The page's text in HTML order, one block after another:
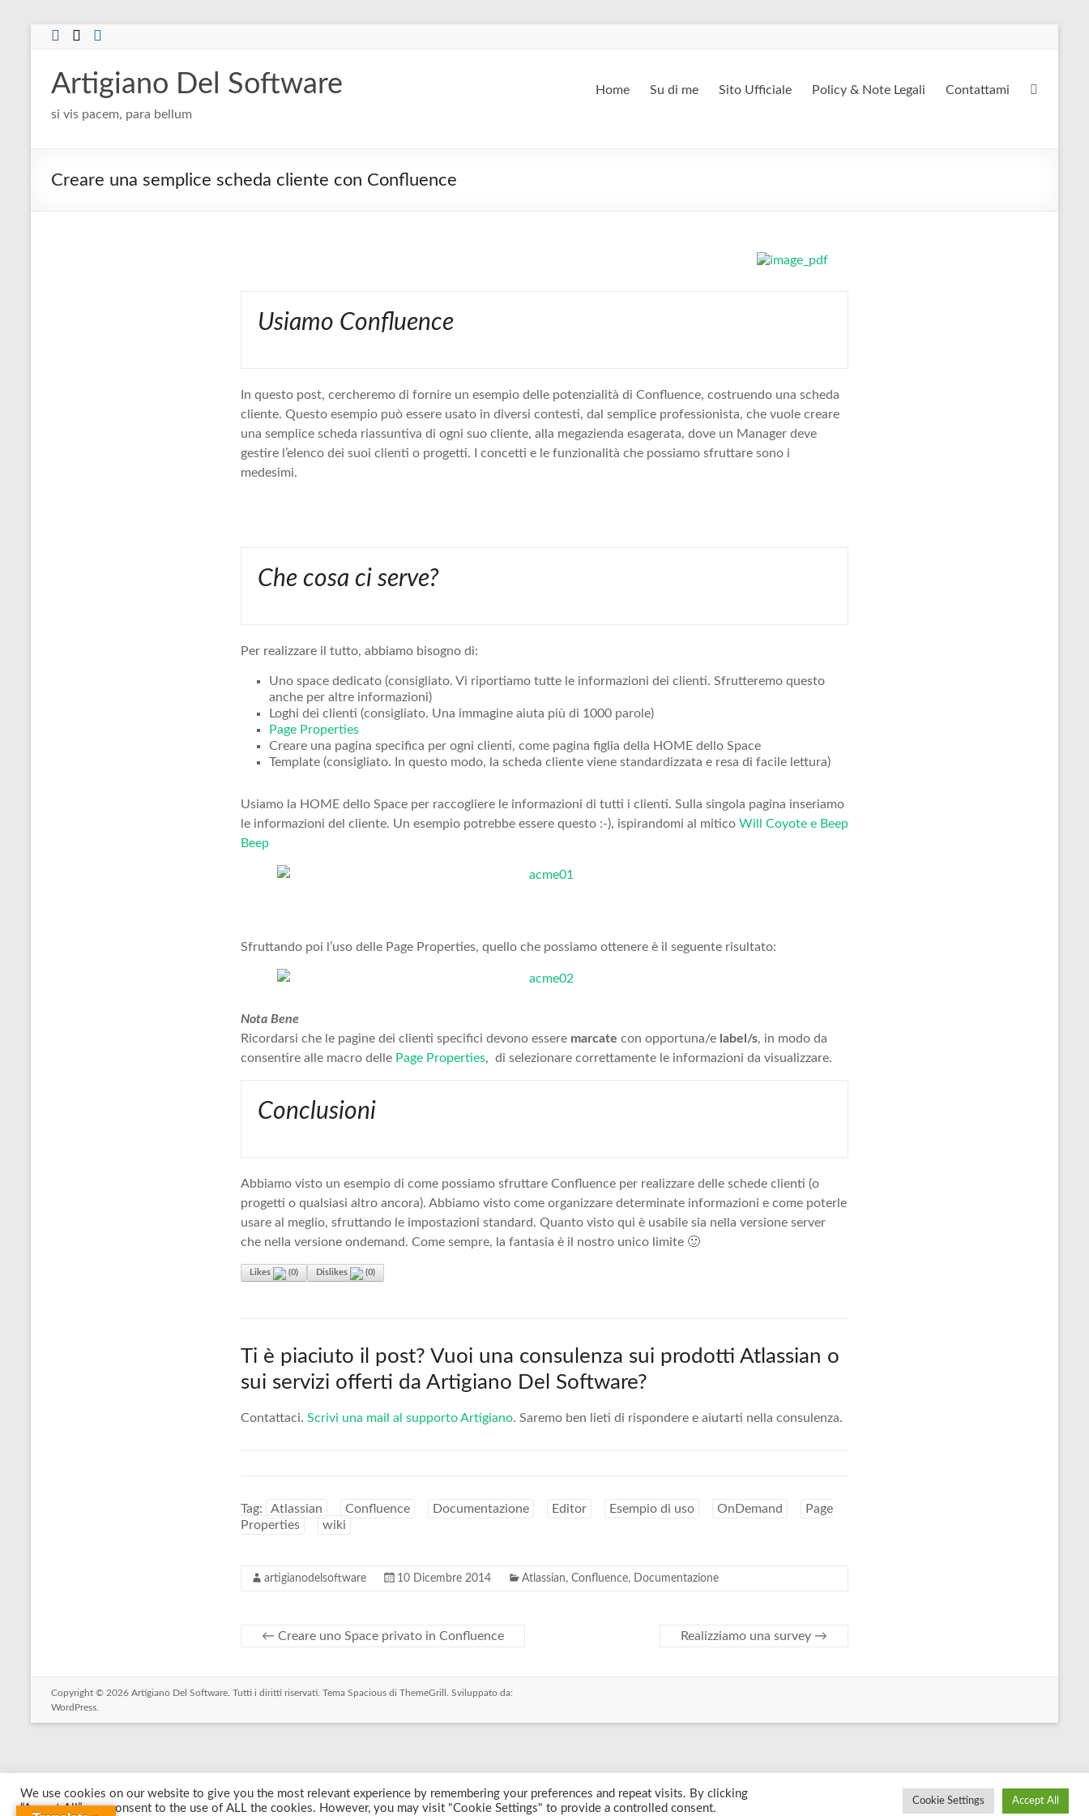
Salta
Artigiano Del Software
si vis pacem, para bellum
Home Su di me Sito Ufficiale Policy & Note Legali Contattami
Creare una semplice scheda cliente con Confluence
Usiamo Confluence
In questo post, cercheremo di fornire un esempio delle potenzialità di Confluence, costruendo una scheda
cliente. Questo esempio può essere usato in diversi contesti, dal semplice professionista, che vuole creare
una semplice scheda riassuntiva di ogni suo cliente, alla megazienda esagerata, dove un Manager deve
gestire l’elenco dei suoi clienti o progetti. I concetti e le funzionalità che possiamo sfruttare sono i
medesimi.
Che cosa ci serve?
Per realizzare il tutto, abbiamo bisogno di:
Uno space dedicato (consigliato. Vi riportiamo tutte le informazioni dei clienti. Sfrutteremo questo
anche per altre informazioni)
Loghi dei clienti (consigliato. Una immagine aiuta più di 1000 parole)
Page Properties
Creare una pagina specifica per ogni clienti, come pagina figlia della HOME dello Space
Template (consigliato. In questo modo, la scheda cliente viene standardizzata e resa di facile lettura)
Usiamo la HOME dello Space per raccogliere le informazioni di tutti i clienti. Sulla singola pagina inseriamo
le informazioni del cliente. Un esempio potrebbe essere questo :-), ispirandomi al mitico Will Coyote e Beep
Beep
Sfruttando poi l’uso delle Page Properties, quello che possiamo ottenere è il seguente risultato:
Nota Bene
Ricordarsi che le pagine dei clienti specifici devono essere marcate con opportuna/e label/s, in modo da
consentire alle macro delle Page Properties, di selezionare correttamente le informazioni da visualizzare.
Conclusioni
Abbiamo visto un esempio di come possiamo sfruttare Confluence per realizzare delle schede clienti (o
progetti o qualsiasi altro ancora). Abbiamo visto come organizzare determinate informazioni e come poterle
usare al meglio, sfruttando le impostazioni standard. Quanto visto qui è usabile sia nella versione server
che nella versione ondemand. Come sempre, la fantasia è il nostro unico limite 🙂
Likes (0) Dislikes (0)
Ti è piaciuto il post? Vuoi una consulenza sui prodotti Atlassian o
sui servizi offerti da Artigiano Del Software?
Contattaci. Scrivi una mail al supporto Artigiano. Saremo ben lieti di rispondere e aiutarti nella consulenza.
Tag: Atlassian Confluence Documentazione Editor Esempio di uso OnDemand
Page
Properties
wiki
artigianodelsoftware 10 Dicembre 2014 Atlassian, Confluence, Documentazione
← Creare uno Space privato in Confluence Realizziamo una survey →
Copyright © 2026 Artigiano Del Software . Tutti i diritti riservati. Tema Spacious di ThemeGrill. Sviluppato da:
WordPress
We use cookies on our website to give you the most relevant experience by remembering your preferences and repeat visits. By clicking
“Accept All”, you consent to the use of ALL the cookies. However, you may visit "Cookie Settings" to provide a controlled consent.
Cookie Settings Accept All